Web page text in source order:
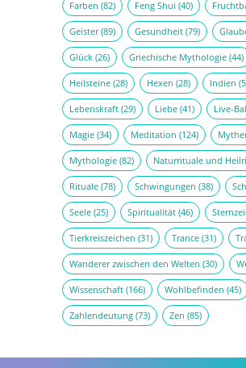
Farben (82) Feng Shui (40)
Geister(89) Gesundheit(79)
Glück(26) Griechische Mythologie(44)
Heilsteine(28) Hexen (28) Indien
Lebenskraft(29) Liebe(41) Live-
Magie(34) Meditation (124)
Mythologie(82) Naturrituale und
Rituale(78) Schwingungen (38)
Seele(25) Spiritualität(46)
Tierkreiszeichen (31) Trance(31)
Wanderer zwischen den Welten (30)
Wissenschaft(166) Wohlbefinden (45)
Zahlendeutung(73) Zen (85)